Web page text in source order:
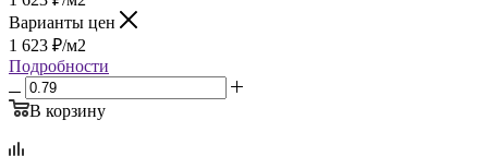
Варианты цен
1 623 ₽/м2
Подробности
В корзину